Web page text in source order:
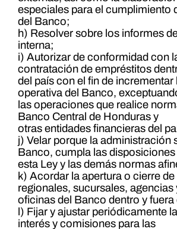
especiales para el cumplimiento
del Banco;
h) Resolver sobre los informes
interna;
i) Autorizar de conformidad con
contratación de empréstitos
del país con el fin de incrementar
operativa del Banco,
las operaciones que realice
Banco Central de Honduras y
otras entidades financieras del
j) Velar porque la administración
Banco, cumpla las disposiciones
esta Ley y las demás normas
k) Acordar la apertura o cierre
regionales, sucursales, agencias
oficinas del Banco dentro y fuera
l) Fijar y ajustar periódicamente
interés y comisiones para las